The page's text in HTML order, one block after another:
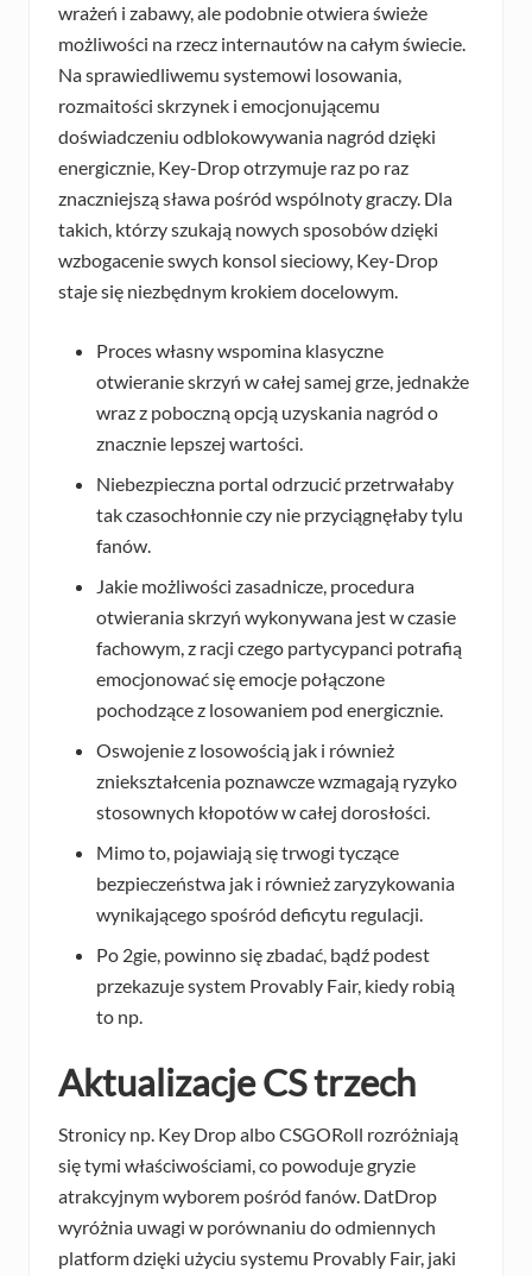
wrażeń i zabawy, ale podobnie otwiera świeże
możliwości na rzecz internautów na całym świecie.
Na sprawiedliwemu systemowi losowania,
rozmaitości skrzynek i emocjonującemu
doświadczeniu odblokowywania nagród dzięki
energicznie, Key-Drop otrzymuje raz po raz
znaczniejszą sława pośród wspólnoty graczy. Dla
takich, którzy szukają nowych sposobów dzięki
wzbogacenie swych konsol sieciowy, Key-Drop
staje się niezbędnym krokiem docelowym.
Proces własny wspomina klasyczne
otwieranie skrzyń w całej samej grze, jednakże
wraz z poboczną opcją uzyskania nagród o
znacznie lepszej wartości.
Niebezpieczna portal odrzucić przetrwałaby
tak czasochłonnie czy nie przyciągnęłaby tylu
fanów.
Jakie możliwości zasadnicze, procedura
otwierania skrzyń wykonywana jest w czasie
fachowym, z racji czego partycypanci potrafią
emocjonować się emocje połączone
pochodzące z losowaniem pod energicznie.
Oswojenie z losowością jak i również
zniekształcenia poznawcze wzmagają ryzyko
stosownych kłopotów w całej dorosłości.
Mimo to, pojawiają się trwogi tyczące
bezpieczeństwa jak i również zaryzykowania
wynikającego spośród deficytu regulacji.
Po 2gie, powinno się zbadać, bądź podest
przekazuje system Provably Fair, kiedy robią
to np.
Aktualizacje CS trzech
Stronicy np. Key Drop albo CSGORoll rozróżniają
się tymi właściwościami, co powoduje gryzie
atrakcyjnym wyborem pośród fanów. DatDrop
wyróżnia uwagi w porównaniu do odmiennych
platform dzięki użyciu systemu Provably Fair, jaki